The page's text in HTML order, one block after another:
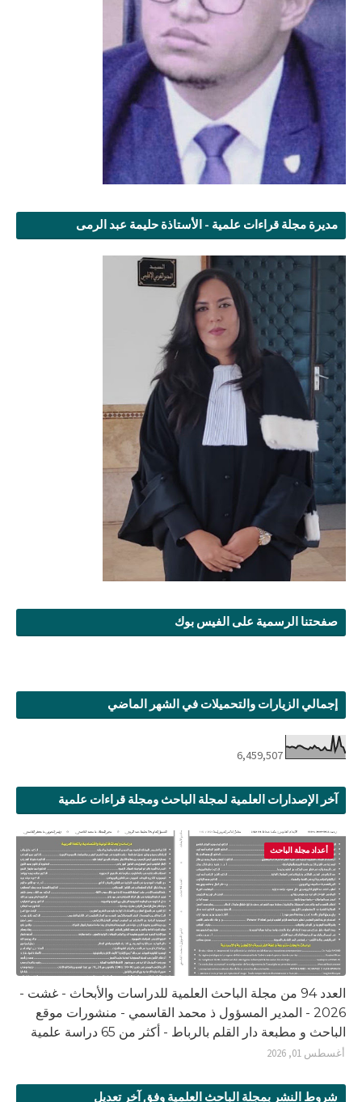
مديرة مجلة قراءات علمية - الأستاذة حليمة عبد الرمى
صفحتنا الرسمية على الفيس بوك
إجمالي الزيارات والتحميلات في الشهر الماضي
6,459,507
آخر الإصدارات العلمية لمجلة الباحث ومجلة قراءات علمية
أعداد مجلة الباحث
العدد 94 من مجلة الباحث العلمية للدراسات والأبحاث - غشت -
2026 - المدير المسؤول ذ محمد القاسمي - منشورات موقع
الباحث و مطبعة دار القلم بالرباط - أكثر من 65 دراسة علمية
أغسطس 01, 2026
شروط النشر بمجلة الباحث العلمية وفق آخر تعديل